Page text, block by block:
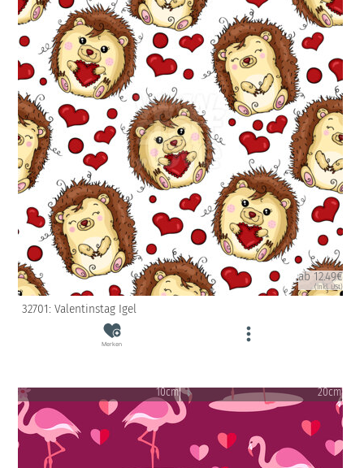
ab 12.49€
(inkl. USt)
32701: Valentinstag Igel
Merken
10cm 20cm